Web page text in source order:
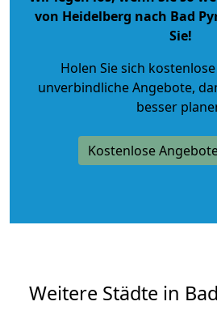
von Heidelberg nach Bad
Sie!
Holen Sie sich
unverbindliche Angebote,
besser
Kostenlose
Weitere Städte in